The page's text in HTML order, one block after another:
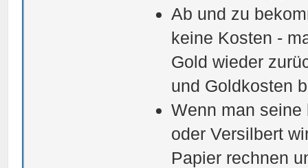
Ab und zu
keine Kosten -
Gold wieder
und Goldkosten
Wenn man
oder Versilbert
Papier rechnen